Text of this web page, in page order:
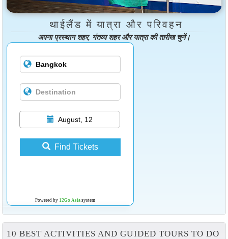
थाईलैंड में यात्रा और परिवहन
अपना प्रस्थान शहर, गंतव्य शहर और यात्रा की तारीख चुनें।
August, 12
Find Tickets
Powered by 12Go Asiasystem
10 BEST ACTIVITIES AND GUIDED TOURS TO DO